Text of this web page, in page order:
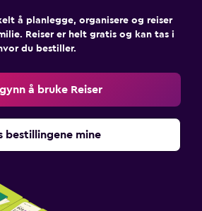
å planlegge, organisere og reiser
Reiser er helt gratis og kan tas i
du bestiller.
å bruke Reiser
bestillingene mine